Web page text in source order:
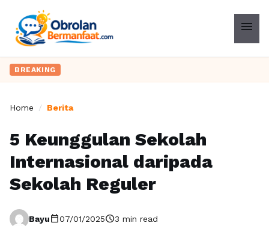
menu
BREAKING
Home / Berita
5 Keunggulan Sekolah
Internasional daripada
Sekolah Reguler
Bayucalendar_today07/01/2025schedule3 min read